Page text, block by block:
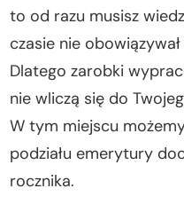
to od razu musisz
czasie nie
Dlatego zarobki
nie wliczą się do
W tym miejscu
podziału emerytury
rocznika.